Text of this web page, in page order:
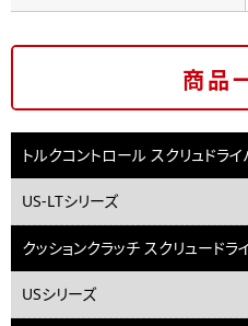
商品
トルクコントロール スクリュドライ
US-LTシリーズ
クッションクラッチ スクリュードラ
USシリーズ